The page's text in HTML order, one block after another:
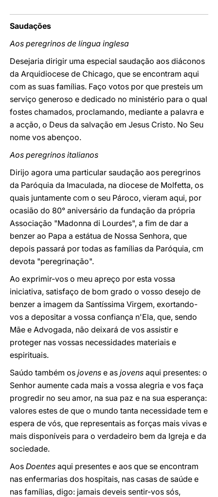
Saudações
Aos peregrinos de língua inglesa
Desejaria dirigir uma especial saudação aos diáconos
da Arquidiocese de Chicago, que se encontram aqui
com as suas famílias. Faço votos por que presteis um
serviço generoso e dedicado no ministério para o qual
fostes chamados, proclamando, mediante a palavra e
a acção, o Deus da salvação em Jesus Cristo. No Seu
nome vos abençoo.
Aos peregrinos italianos
Dirijo agora uma particular saudação aos peregrinos
da Paróquia da Imaculada, na diocese de Molfetta, os
quais juntamente com o seu Pároco, vieram aqui, por
ocasião do 80° aniversário da fundação da própria
Associação "Madonna di Lourdes", a fim de dar a
benzer ao Papa a estátua de Nossa Senhora, que
depois passará por todas as famílias da Paróquia, cm
devota "peregrinação".
Ao exprimir-vos o meu apreço por esta vossa
iniciativa, satisfaço de bom grado o vosso desejo de
benzer a imagem da Santíssima Virgem, exortando-
vos a depositar a vossa confiança n'Ela, que, sendo
Mãe e Advogada, não deixará de vos assistir e
proteger nas vossas necessidades materiais e
espirituais.
Saúdo também os jovens e as jovens aqui presentes: o
Senhor aumente cada mais a vossa alegria e vos faça
progredir no seu amor, na sua paz e na sua esperança:
valores estes de que o mundo tanta necessidade tem e
espera de vós, que representais as forças mais vivas e
mais disponíveis para o verdadeiro bem da Igreja e da
sociedade.
Aos Doentes aqui presentes e aos que se encontram
nas enfermarias dos hospitais, nas casas de saúde e
nas famílias, digo: jamais deveis sentir-vos sós,